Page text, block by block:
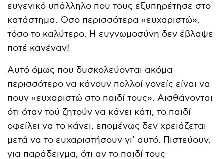
ευγενικό υπάλληλο που τους εξυπηρέτησε στο
κατάστημα. Όσο περισσότερα «ευχαριστώ»,
τόσο το καλύτερο. Η ευγνωμοσύνη δεν έβλαψε
ποτέ κανέναν!
Αυτό όμως που δυσκολεύονται ακόμα
περισσότερο να κάνουν πολλοί γονείς είναι να
πουν «ευχαριστώ στο παιδί τους». Αισθάνονται
ότι όταν τού ζητούν να κάνει κάτι, το παιδί
οφείλει να το κάνει, επομένως δεν χρειάζεται
μετά να το ευχαριστήσουν γι’ αυτό. Πιστεύουν,
για παράδειγμα, ότι αν το παιδί τους